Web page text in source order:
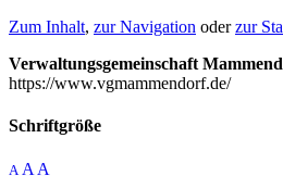
Zum Inhalt, zur Navigation oderzur
Verwaltungsgemeinschaft
https://www.vgmammendorf.de/
Schriftgröße
A A A